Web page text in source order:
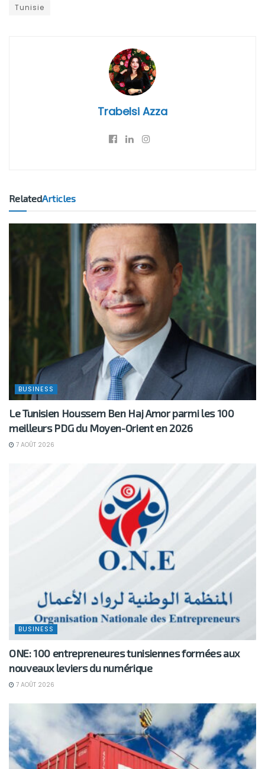
Tunisie
Trabelsi Azza
RelatedArticles
BUSINESS
Le Tunisien Houssem Ben Haj Amor parmi les 100
meilleurs PDG du Moyen-Orient en 2026
7 AOÛT 2026
BUSINESS
ONE: 100 entrepreneures tunisiennes formées aux
nouveaux leviers du numérique
7 AOÛT 2026